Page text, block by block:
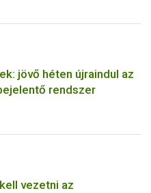
jövő héten újraindul az
rendszer
vezetni az